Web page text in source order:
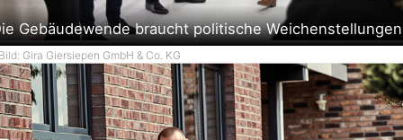
Gebäudewende braucht politische Weichenstellungen
Gira Giersiepen GmbH & Co. KG